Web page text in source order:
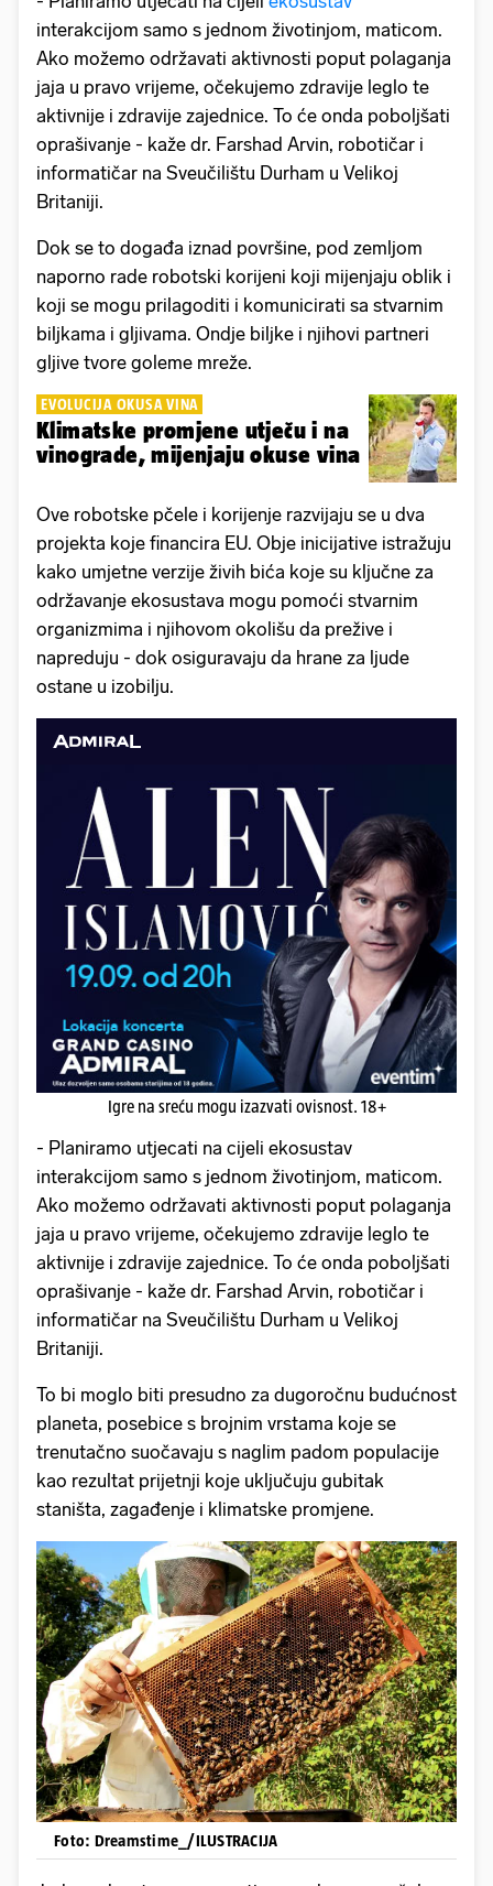
interakcijom samo s jednom životinjom, maticom.
Ako možemo održavati aktivnosti poput polaganja
jaja u pravo vrijeme, očekujemo zdravije leglo te
aktivnije i zdravije zajednice. To će onda poboljšati
oprašivanje - kaže dr. Farshad Arvin, robotičar i
informatičar na Sveučilištu Durham u Velikoj
Britaniji.
Dok se to događa iznad površine, pod zemljom
naporno rade robotski korijeni koji mijenjaju oblik i
koji se mogu prilagoditi i komunicirati sa stvarnim
biljkama i gljivama. Ondje biljke i njihovi partneri
gljive tvore goleme mreže.
EVOLUCIJA OKUSA VINA
Klimatske promjene utječu i na
vinograde, mijenjaju okuse vina
Ove robotske pčele i korijenje razvijaju se u dva
projekta koje financira EU. Obje inicijative istražuju
kako umjetne verzije živih bića koje su ključne za
održavanje ekosustava mogu pomoći stvarnim
organizmima i njihovom okolišu da prežive i
napreduju - dok osiguravaju da hrane za ljude
ostane u izobilju.
Igre na sreću mogu izazvati ovisnost. 18+
- Planiramo utjecati na cijeli ekosustav
interakcijom samo s jednom životinjom, maticom.
Ako možemo održavati aktivnosti poput polaganja
jaja u pravo vrijeme, očekujemo zdravije leglo te
aktivnije i zdravije zajednice. To će onda poboljšati
oprašivanje - kaže dr. Farshad Arvin, robotičar i
informatičar na Sveučilištu Durham u Velikoj
Britaniji.
To bi moglo biti presudno za dugoročnu budućnost
planeta, posebice s brojnim vrstama koje se
trenutačno suočavaju s naglim padom populacije
kao rezultat prijetnji koje uključuju gubitak
staništa, zagađenje i klimatske promjene.
Foto: Dreamstime_/ILUSTRACIJA